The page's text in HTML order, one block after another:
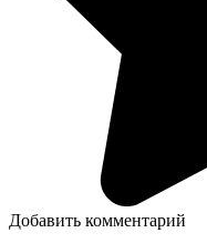
Добавить комментарий